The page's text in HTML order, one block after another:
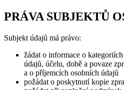
PRÁVA SUBJEKTŮ
Subjekt údajů má právo:
žádat o informace o
údajů, účelu, době a povaze
a o příjemcích osobních údajů
požádat o poskytnutí kopie